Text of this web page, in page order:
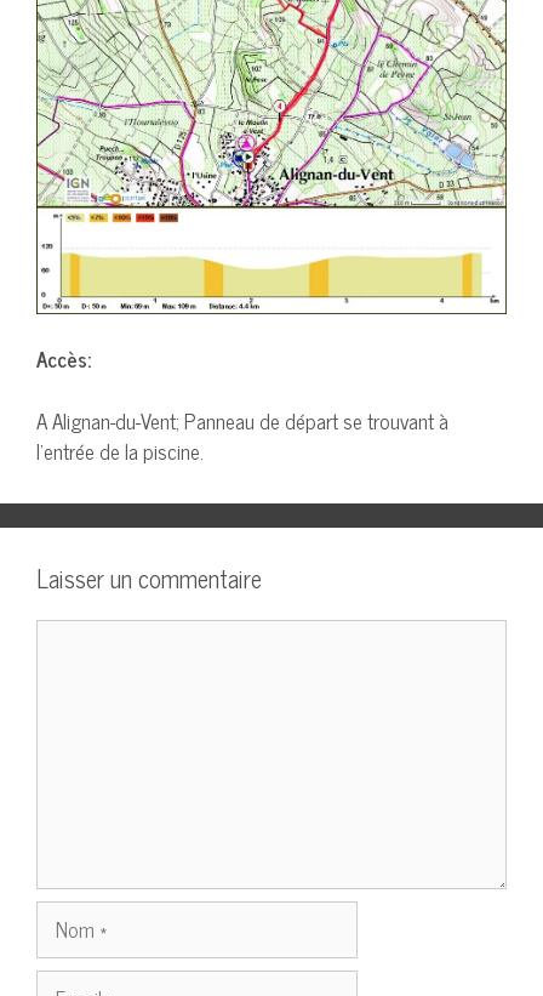
Accès:
A Alignan-du-Vent; Panneau de départ se trouvant à
l’entrée de la piscine.
Laisser un commentaire
Commentaire
Nom
E-